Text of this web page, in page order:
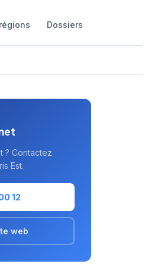
Dossiers
? Contactez
Est.
12
web